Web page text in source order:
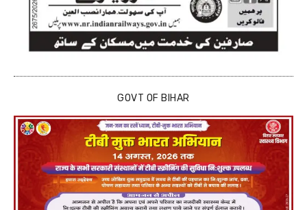
GOVT OF BIHAR